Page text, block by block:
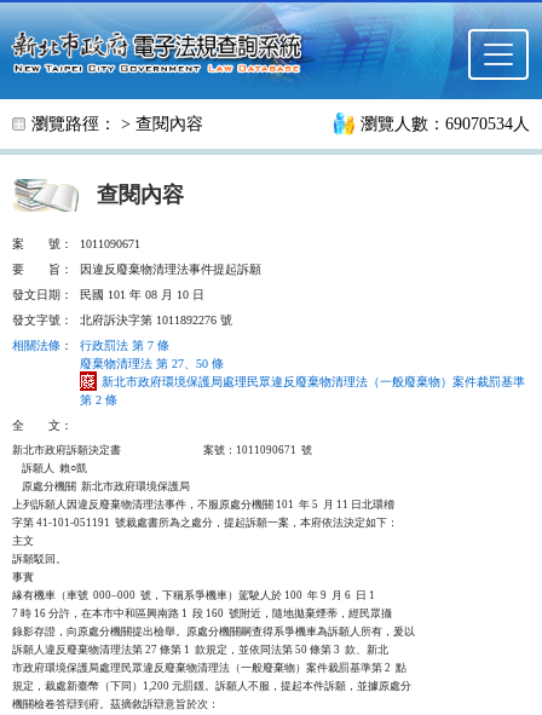
跳至主要內容
瀏覽路徑： > 查閱內容 瀏覽人數：69070534人
查閱內容
案 號：
1011090671
要
旨：
因違反廢棄物清理法事件提起訴願
發文日期：
民國 101 年 08 月 10 日
發文字號：
北府訴決字第 1011892276 號
相關法條 ：
行政罰法 第 7 條
廢棄物清理法 第 27、50 條
新北市政府環境保護局處理民眾違反廢棄物清理法（一般廢棄物）案件裁罰基準
第 2 條
全
文：
新北市政府訴願決定書                                  案號：1011090671  號
    訴願人  賴○凱
    原處分機關  新北市政府環境保護局
上列訴願人因違反廢棄物清理法事件，不服原處分機關 101  年 5  月 11 日北環稽
字第 41-101-051191  號裁處書所為之處分，提起訴願一案，本府依法決定如下：
主文
訴願駁回。
事實
緣有機車（車號  000–000  號，下稱系爭機車）駕駛人於 100  年 9  月 6  日 1
7 時 16 分許，在本市中和區興南路 1  段 160  號附近，隨地拋棄煙蒂，經民眾攝
錄影存證，向原處分機關提出檢舉。原處分機關嗣查得系爭機車為訴願人所有，爰以
訴願人違反廢棄物清理法第 27 條第 1  款規定，並依同法第 50 條第 3  款、新北
市政府環境保護局處理民眾違反廢棄物清理法（一般廢棄物）案件裁罰基準第 2  點
規定，裁處新臺幣（下同）1,200 元罰鍰。訴願人不服，提起本件訴願，並據原處分
機關檢卷答辯到府。茲摘敘訴辯意旨於次：